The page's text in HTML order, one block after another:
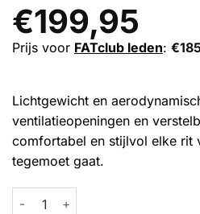
€199,95
Prijs voor FATclub leden: €
Lichtgewicht en
ventilatieopeningen en
comfortabel en stijlvol elke rit
tegemoet gaat.
Abus helm Taipan como blue M
Alternative: